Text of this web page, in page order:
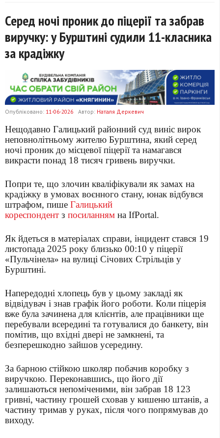
Серед ночі проник до піцерії та забрав
виручку: у Бурштині судили 11-класника
за крадіжку
Опубліковано: 11-06-2026 Автор: Наталя Деркевич
Нещодавно Галицький районний суд виніс вирок
неповнолітньому жителю Бурштина, який серед
ночі проник до місцевої піцерії та намагався
викрасти понад 18 тисяч гривень виручки.
Попри те, що злочин кваліфікували як замах на
крадіжку в умовах воєнного стану, юнак відбувся
штрафом, пише Галицький
кореспондент з посиланням на IfPortal.
Як йдеться в матеріалах справи, інцидент стався 19
листопада 2025 року близько 00:10 у піцерії
«Пульчінела» на вулиці Січових Стрільців у
Бурштині.
Напередодні хлопець був у цьому закладі як
відвідувач і знав графік його роботи. Коли піцерія
вже була зачинена для клієнтів, але працівники ще
перебували всередині та готувалися до банкету, він
помітив, що вхідні двері не замкнені, та
безперешкодно зайшов усередину.
За барною стійкою школяр побачив коробку з
виручкою. Переконавшись, що його дії
залишаються непоміченими, він забрав 18 123
гривні, частину грошей сховав у кишеню штанів, а
частину тримав у руках, після чого попрямував до
виходу.